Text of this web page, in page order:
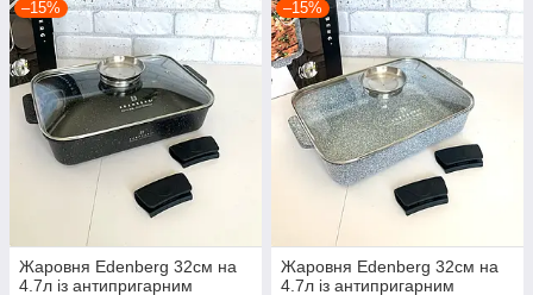
–15%
Жаровня Edenberg 32см на
4.7л із антипригарним
–15%
Жаровня Edenberg 32см на
4.7л із антипригарним